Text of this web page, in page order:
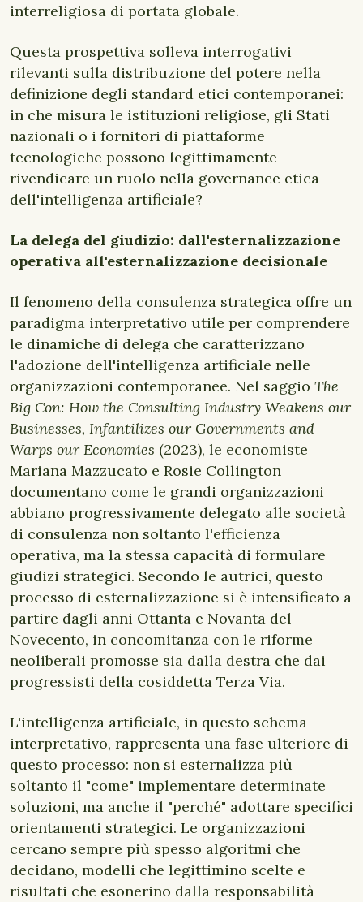
interreligiosa di portata globale.
Questa prospettiva solleva interrogativi
rilevanti sulla distribuzione del potere nella
definizione degli standard etici contemporanei:
in che misura le istituzioni religiose, gli Stati
nazionali o i fornitori di piattaforme
tecnologiche possono legittimamente
rivendicare un ruolo nella governance etica
dell'intelligenza artificiale?
La delega del giudizio: dall'esternalizzazione
operativa all'esternalizzazione decisionale
Il fenomeno della consulenza strategica offre un
paradigma interpretativo utile per comprendere
le dinamiche di delega che caratterizzano
l'adozione dell'intelligenza artificiale nelle
organizzazioni contemporanee. Nel saggio The
Big Con: How the Consulting Industry Weakens our
Businesses, Infantilizes our Governments and
Warps our Economies (2023), le economiste
Mariana Mazzucato e Rosie Collington
documentano come le grandi organizzazioni
abbiano progressivamente delegato alle società
di consulenza non soltanto l'efficienza
operativa, ma la stessa capacità di formulare
giudizi strategici. Secondo le autrici, questo
processo di esternalizzazione si è intensificato a
partire dagli anni Ottanta e Novanta del
Novecento, in concomitanza con le riforme
neoliberali promosse sia dalla destra che dai
progressisti della cosiddetta Terza Via.
L'intelligenza artificiale, in questo schema
interpretativo, rappresenta una fase ulteriore di
questo processo: non si esternalizza più
soltanto il "come" implementare determinate
soluzioni, ma anche il "perché" adottare specifici
orientamenti strategici. Le organizzazioni
cercano sempre più spesso algoritmi che
decidano, modelli che legittimino scelte e
risultati che esonerino dalla responsabilità